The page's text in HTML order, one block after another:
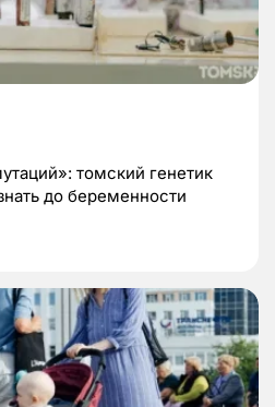
томский генетик
до беременности